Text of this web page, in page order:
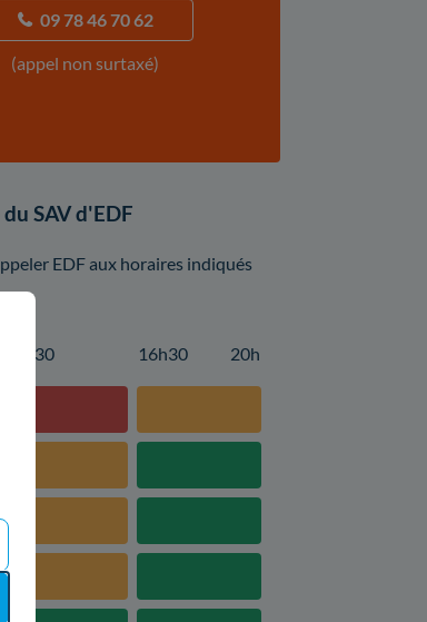
09 78 46 70 62
(appel non surtaxé)
SAV d'EDF
EDF aux horaires indiqués
14h30 16h30 20h